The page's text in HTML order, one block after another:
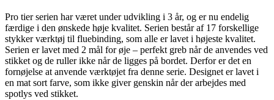
Pro tier serien har været under udvikling i 3 år, og er nu endelig
færdige i den ønskede høje kvalitet. Serien består af 17 forskellige
stykker værktøj til fluebinding, som alle er lavet i højeste kvalitet.
Serien er lavet med 2 mål for øje – perfekt greb når de anvendes ved
stikket og de ruller ikke når de ligges på bordet. Derfor er det en
fornøjelse at anvende værktøjet fra denne serie. Designet er lavet i
en mat sort farve, som ikke giver genskin når der arbejdes med
spotlys ved stikket.